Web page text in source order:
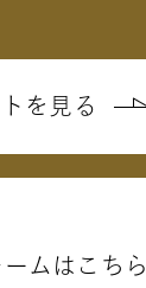
を見る
ムはこちら